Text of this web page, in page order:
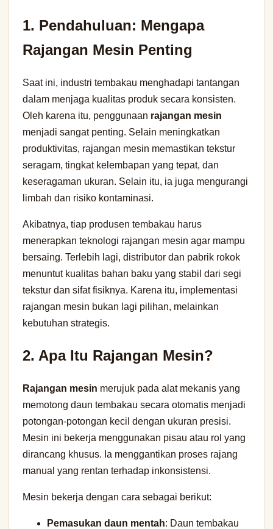
1. Pendahuluan: Mengapa
Rajangan Mesin Penting
Saat ini, industri tembakau menghadapi tantangan
dalam menjaga kualitas produk secara konsisten.
Oleh karena itu, penggunaan rajangan mesin
menjadi sangat penting. Selain meningkatkan
produktivitas, rajangan mesin memastikan tekstur
seragam, tingkat kelembapan yang tepat, dan
keseragaman ukuran. Selain itu, ia juga mengurangi
limbah dan risiko kontaminasi.
Akibatnya, tiap produsen tembakau harus
menerapkan teknologi rajangan mesin agar mampu
bersaing. Terlebih lagi, distributor dan pabrik rokok
menuntut kualitas bahan baku yang stabil dari segi
tekstur dan sifat fisiknya. Karena itu, implementasi
rajangan mesin bukan lagi pilihan, melainkan
kebutuhan strategis.
2. Apa Itu Rajangan Mesin?
Rajangan mesin merujuk pada alat mekanis yang
memotong daun tembakau secara otomatis menjadi
potongan-potongan kecil dengan ukuran presisi.
Mesin ini bekerja menggunakan pisau atau rol yang
dirancang khusus. Ia menggantikan proses rajang
manual yang rentan terhadap inkonsistensi.
Mesin bekerja dengan cara sebagai berikut:
Pemasukan daun mentah: Daun tembakau